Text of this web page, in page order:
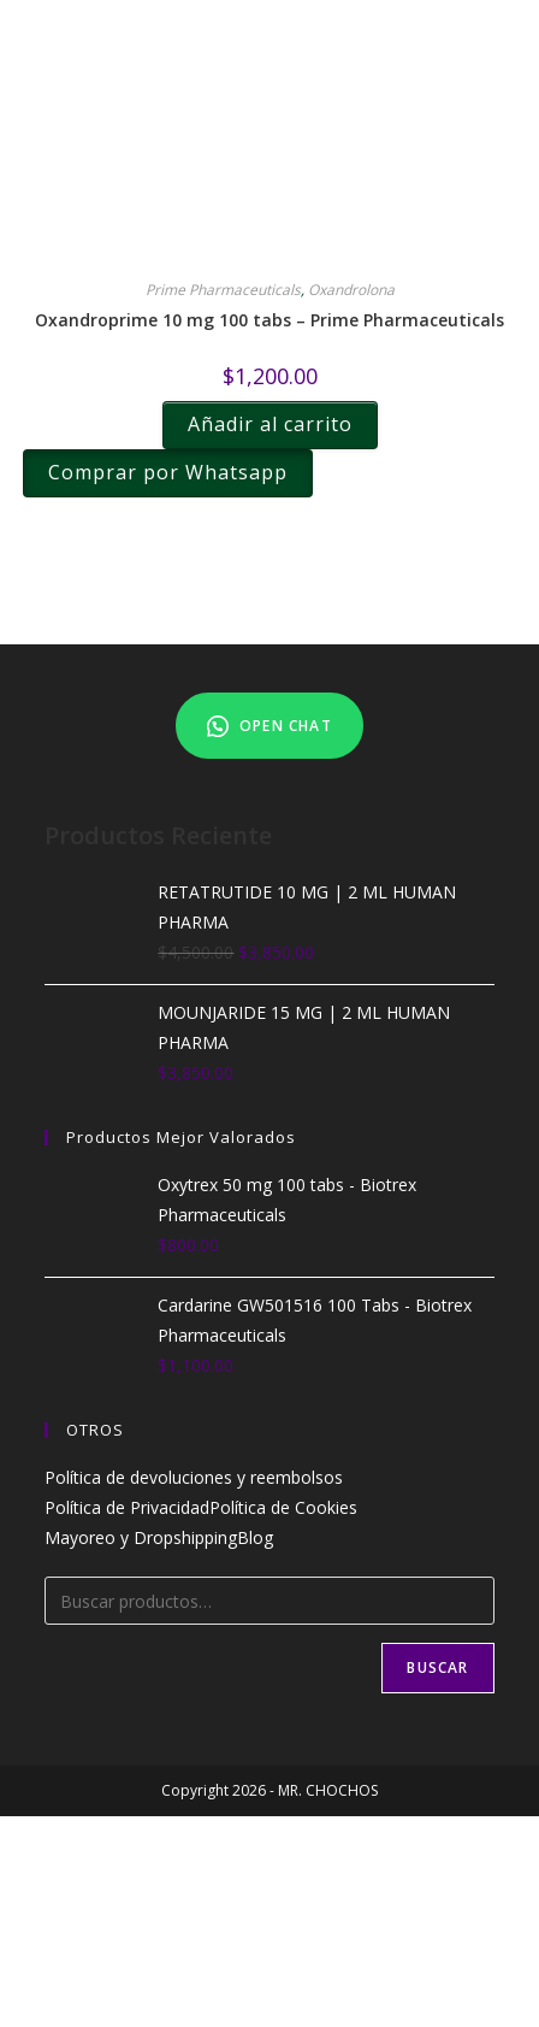
Prime Pharmaceuticals, Oxandrolona
Oxandroprime 10 mg 100 tabs – Prime Pharmaceuticals
$1,200.00
Añadir al carrito
Comprar por Whatsapp
OPEN CHAT
RETATRUTIDE 10 MG | 2 ML HUMAN
PHARMA
$4,500.00 $3,850.00
MOUNJARIDE 15 MG | 2 ML HUMAN
PHARMA
$3,850.00
Productos Mejor Valorados
Oxytrex 50 mg 100 tabs - Biotrex
Pharmaceuticals
$800.00
Cardarine GW501516 100 Tabs - Biotrex
Pharmaceuticals
$1,100.00
OTROS
Política de devoluciones y reembolsos
Política de PrivacidadPolítica de Cookies
Mayoreo y DropshippingBlog
BUSCAR
Copyright 2026 - MR. CHOCHOS